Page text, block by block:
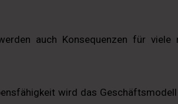
auch Konsequenzen für viele
wird das